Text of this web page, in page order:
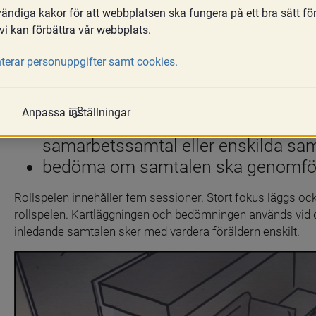
I denna modul får du förslag på
förslag på stöd för att:
kartlägga om det finns risker runt
bedöma om det är lämpligt att
samarbetssamtal eller enskilda
bedöma om samtalen ska
Rollspelen innehåller fem sessioner. Stort fokus läggs
rollspelen. Kartläggningen och bedömningen används
inledande samtalen sker med vardera föräldern enskilt.
kakor för att webbplatsen ska fungera på ett bra sätt
kan förbättra vår webbplats.
personuppgifter samt cookies.
Anpassa inställningar